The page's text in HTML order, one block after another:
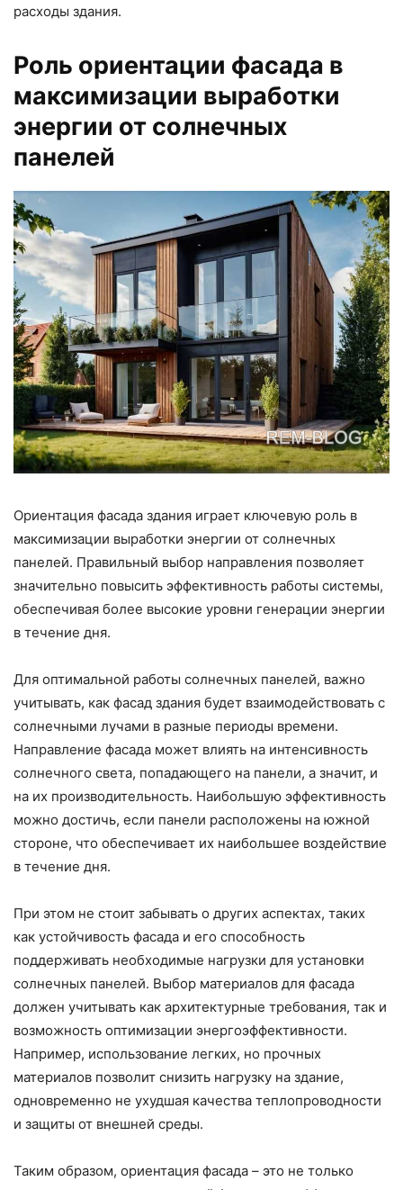
расходы здания.
Роль ориентации фасада в
максимизации выработки
энергии от солнечных
панелей
Ориентация фасада здания играет ключевую роль в
максимизации выработки энергии от солнечных
панелей. Правильный выбор направления позволяет
значительно повысить эффективность работы системы,
обеспечивая более высокие уровни генерации энергии
в течение дня.
Для оптимальной работы солнечных панелей, важно
учитывать, как фасад здания будет взаимодействовать с
солнечными лучами в разные периоды времени.
Направление фасада может влиять на интенсивность
солнечного света, попадающего на панели, а значит, и
на их производительность. Наибольшую эффективность
можно достичь, если панели расположены на южной
стороне, что обеспечивает их наибольшее воздействие
в течение дня.
При этом не стоит забывать о других аспектах, таких
как устойчивость фасада и его способность
поддерживать необходимые нагрузки для установки
солнечных панелей. Выбор материалов для фасада
должен учитывать как архитектурные требования, так и
возможность оптимизации энергоэффективности.
Например, использование легких, но прочных
материалов позволит снизить нагрузку на здание,
одновременно не ухудшая качества теплопроводности
и защиты от внешней среды.
Таким образом, ориентация фасада – это не только